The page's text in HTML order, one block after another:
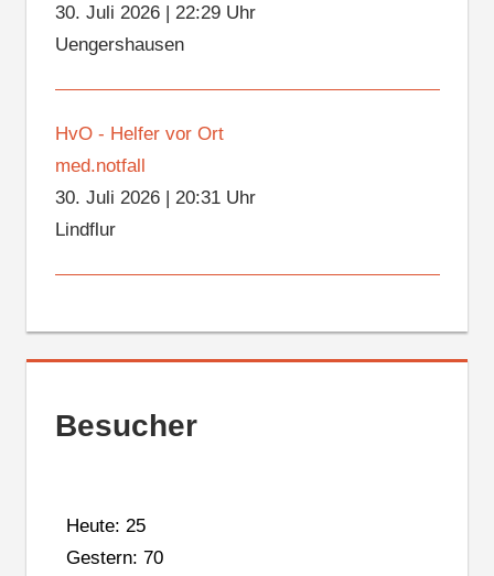
30. Juli 2026| 22:29 Uhr
Uengershausen
HvO - Helfer vor Ort
med.notfall
30. Juli 2026| 20:31 Uhr
Lindflur
Besucher
Heute: 25
Gestern: 70